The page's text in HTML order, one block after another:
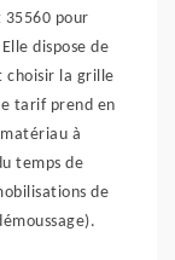
pour
dispose de
choisir la grille
tarif prend en
à
temps de
de